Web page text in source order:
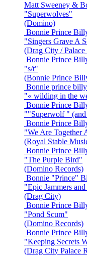
Matt Sweeney &
"Superwolves"
(Domino)
Bonnie Prince
"Singers Grave A
(Drag City /
Bonnie Prince
"s/t"
(Bonnie Prince
Bonnie prince billy
"« wilding in the
Bonnie Prince
""Superwolf "
Bonnie Prince
"We Are Together
(Royal Stable
Bonnie Prince
"The Purple Bird"
(Domino Records)
Bonnie "Prince"
"Epic Jammers
(Drag City)
Bonnie Prince
"Pond Scum"
(Domino Records)
Bonnie Prince
"Keeping Secrets
(Drag City Palace